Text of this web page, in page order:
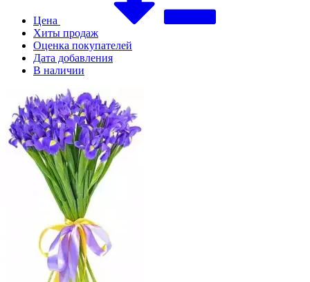
Цена
Хиты продаж
Оценка покупателей
Дата добавления
В наличии